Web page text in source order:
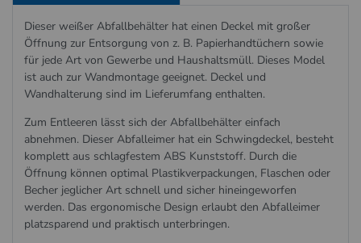
Dieser weißer Abfallbehälter hat einen Deckel mit großer
Öffnung zur Entsorgung von z. B. Papierhandtüchern sowie
für jede Art von Gewerbe und Haushaltsmüll. Dieses Model
ist auch zur Wandmontage geeignet. Deckel und
Wandhalterung sind im Lieferumfang enthalten.
Zum Entleeren lässt sich der Abfallbehälter einfach
abnehmen. Dieser Abfalleimer hat ein Schwingdeckel, besteht
komplett aus schlagfestem ABS Kunststoff. Durch die
Öffnung können optimal Plastikverpackungen, Flaschen oder
Becher jeglicher Art schnell und sicher hineingeworfen
werden. Das ergonomische Design erlaubt den Abfalleimer
platzsparend und praktisch unterbringen.